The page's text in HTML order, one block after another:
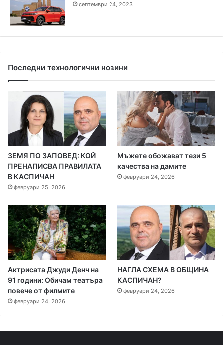
септември 24, 2023
Последни технологични новини
ЗЕМЯ ПО ЗАПОВЕД: КОЙ
ПРЕНАПИСВА ПРАВИЛАТА
В КАСПИЧАН
февруари 25, 2026
Мъжете обожават тези 5
качества на дамите
февруари 24, 2026
Актрисата Джуди Денч на
91 години: Обичам театъра
повече от филмите
февруари 24, 2026
НАГЛА СХЕМА В ОБЩИНА
КАСПИЧАН?
февруари 24, 2026